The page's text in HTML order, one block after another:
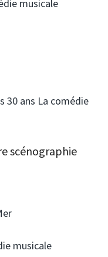
musicale
30 ans La comédie
scénographie
musicale